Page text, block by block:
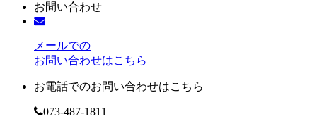
お問い合わせ
メールでの
お問い合わせはこちら
お電話でのお問い合わせはこちら
073-487-1811